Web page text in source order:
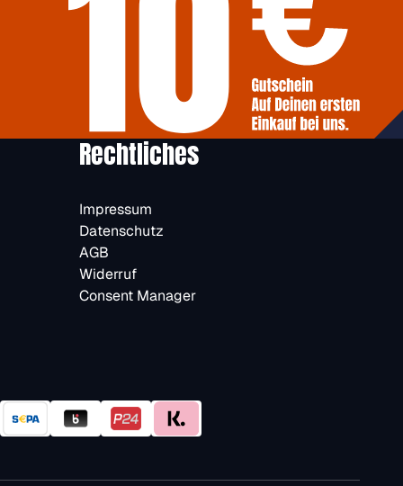
Rechtliches
Impressum
Datenschutz
AGB
Widerruf
Consent Manager